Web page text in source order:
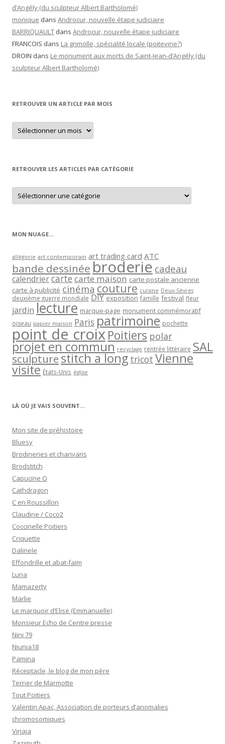
d’Angély (du sculpteur Albert Bartholomé)
monique dans Androcur, nouvelle étape judiciaire
BARRIQUAULT dans Androcur, nouvelle étape judiciaire
FRANCOIS dans La grimolle, spécialité locale (poitevine?)
DROIN dans Le monument aux morts de Saint-Jean-d’Angély (du
sculpteur Albert Bartholomé)
RETROUVER UN ARTICLE PAR MOIS
Retrouver
un
article
RETROUVER LES ARTICLES PAR CATÉGORIE
Retrouver
les
articles
MON NUAGE…
allégorie art contemporain art trading card ATC
bande dessinée broderie cadeau
calendriercartecarte maison carte postale ancienne
carte à publicité cinéma couture cuisine Deux-Sèvres
deuxième guerre mondiale DIY exposition famille festival fleur
jardin lecture marque-page monument commémoratif
oiseau papier maison Paris patrimoine pochette
point de croixPoitiers polar
projet en commun recyclage rentrée littéraire SAL
sculpturestitch a long tricot Vienne
visite États-Unis église
LÀ OÙ JE VAIS SOUVENT…
Mon site de préhistoire
Bluesy
Brodineries et charivaris
Brodstitch
Capucine O
Cathdragon
C en Roussillon
Claudine / Coco2
Coccinelle Poitiers
Criquette
Dalinele
Effondrille et abat-faim
Luna
Mamazerty
Marlie
Le marquoir d’Elise (Emmanuelle)
Monsieur Echo de Centre presse
Nini 79
Niunia18
Pamina
Réceptacle, le blog de mon père
Terrier de Marmotte
Tout Poitiers
Valentin Apac, Association de porteurs d’anomalies
chromosomiques
Virjaja